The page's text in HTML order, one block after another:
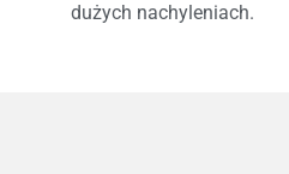
dużych nachyleniach.